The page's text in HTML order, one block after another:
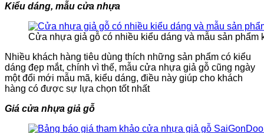
Kiểu dáng, mẫu cửa nhựa
Cửa nhựa giả gỗ có nhiều kiểu dáng và mẫu sản
Nhiều khách hàng tiêu dùng thích những sản phẩm có kiểu
dáng đẹp mắt, chính vì thế, mẫu cửa nhựa giả gỗ cũng ngày
một đổi mới mẫu mã, kiểu dáng, điều này giúp cho khách
hàng có được sự lựa chọn tốt nhất
Giá cửa nhựa giả gỗ